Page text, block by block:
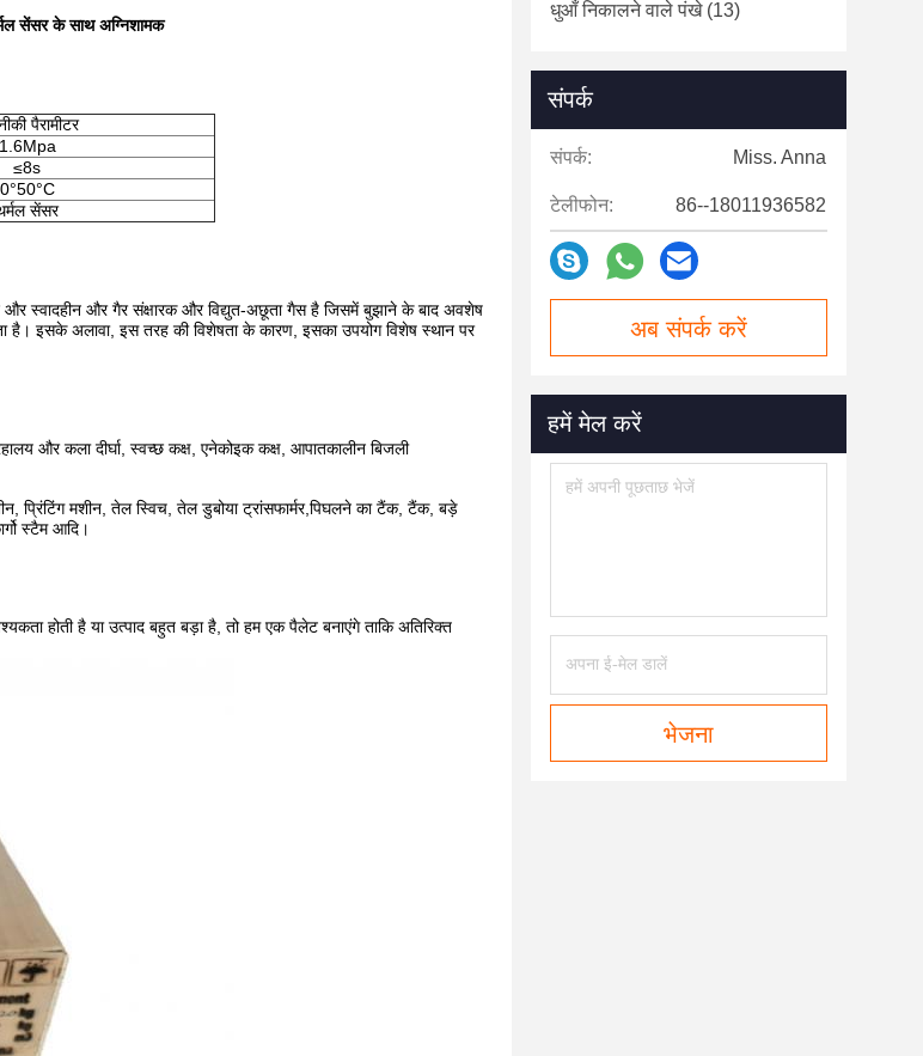
सेंसर के साथ अग्निशामक
पैरामीटर
1.6Mpa
≤8s
0°50°C
सेंसर
स्वादहीन और गैर संक्षारक और विद्युत-अछूता गैस है जिसमें बुझाने के बाद अवशेष
इसके अलावा, इस तरह की विशेषता के कारण, इसका उपयोग विशेष स्थान पर
और कला दीर्घा, स्वच्छ कक्ष, एनेकोइक कक्ष, आपातकालीन बिजली
मशीन, तेल स्विच, तेल डुबोया ट्रांसफार्मर,पिघलने का टैंक, टैंक, बड़े
स्टैम आदि।
होती है या उत्पाद बहुत बड़ा है, तो हम एक पैलेट बनाएंगे ताकि अतिरिक्त
धुआँ निकालने वाले पंखे(13)
संपर्क
संपर्क: Miss. Anna
टेलीफोन: 86--18011936582
अब संपर्क करें
हमें मेल करें
भेजना